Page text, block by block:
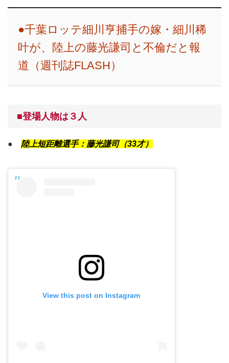
●千葉ロッテ細川亨捕手の嫁・細川稀
叶が、陸上の藤光謙司と不倫だと報
道（週刊誌FLASH）
■登場人物は３人
● 陸上短距離選手：藤光謙司（33才）
View this post on Instagram